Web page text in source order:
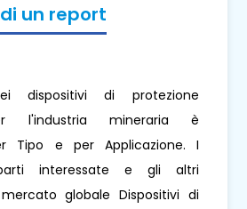
un report
dispositivi di protezione
l'industria mineraria è
Tipo e per Applicazione. I
interessate e gli altri
globale Dispositivi di